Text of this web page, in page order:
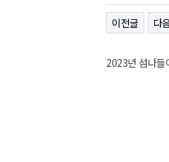
이전글 다
2023년 섬나들